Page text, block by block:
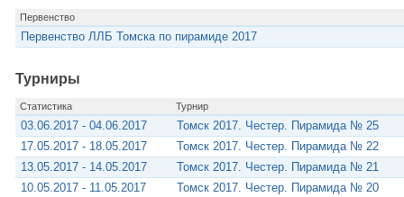
Первенство
Первенство ЛЛБ Томска по пирамиде 2017
Турниры
Статистика Турнир
03.06.2017 - 04.06.2017
Томск 2017. Честер. Пирамида № 25
17.05.2017 - 18.05.2017
Томск 2017. Честер. Пирамида № 22
13.05.2017 - 14.05.2017
Томск 2017. Честер. Пирамида № 21
10.05.2017 - 11.05.2017
Томск 2017. Честер. Пирамида № 20